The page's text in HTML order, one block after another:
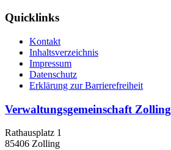
Quicklinks
Kontakt
Inhaltsverzeichnis
Impressum
Datenschutz
Erklärung zur Barrierefreiheit
Verwaltungsgemeinschaft Zolling
Rathausplatz 1
85406 Zolling